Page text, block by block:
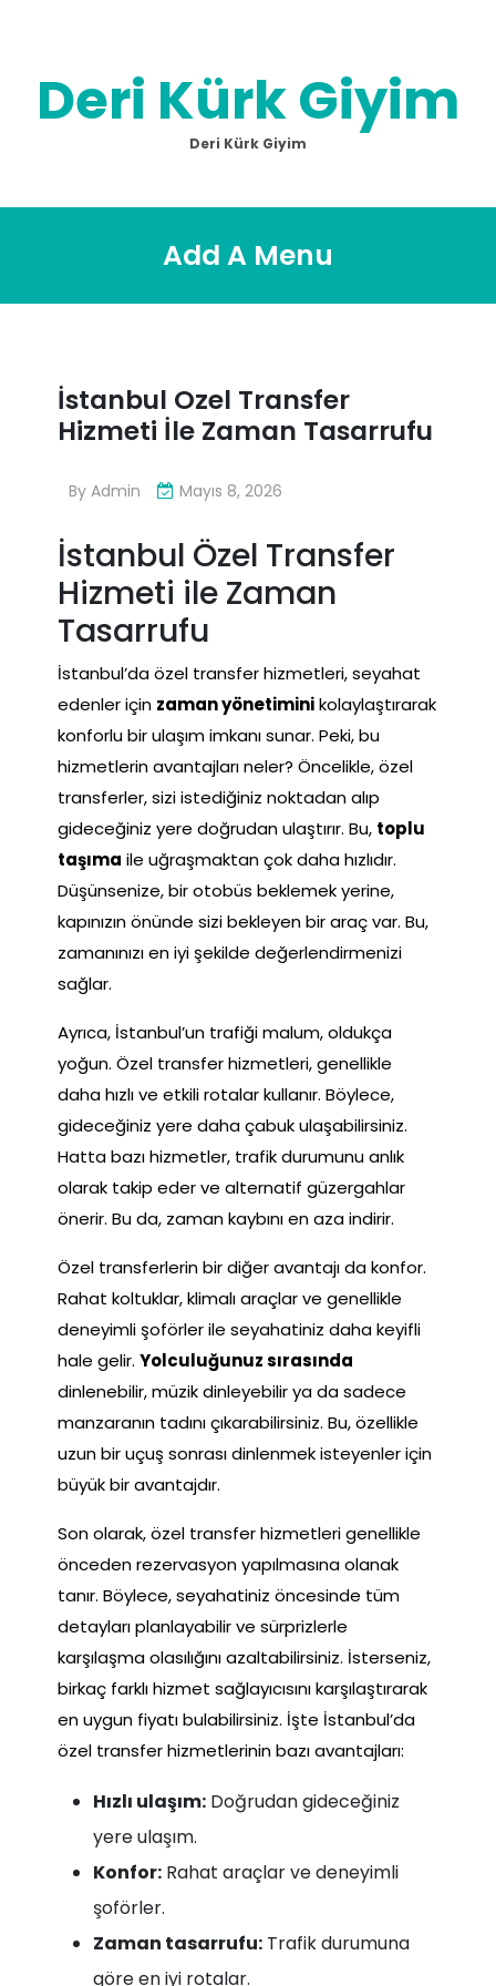
Deri Kürk Giyim
Deri Kürk Giyim
Add A Menu
İstanbul Ozel Transfer
Hizmeti İle Zaman Tasarrufu
By Admin Mayıs 8, 2026
İstanbul Özel Transfer
Hizmeti ile Zaman
Tasarrufu
İstanbul’da özel transfer hizmetleri, seyahat
edenler için zaman yönetiminikolaylaştırarak
konforlu bir ulaşım imkanı sunar. Peki, bu
hizmetlerin avantajları neler? Öncelikle, özel
transferler, sizi istediğiniz noktadan alıp
gideceğiniz yere doğrudan ulaştırır. Bu, toplu
taşıma ile uğraşmaktan çok daha hızlıdır.
Düşünsenize, bir otobüs beklemek yerine,
kapınızın önünde sizi bekleyen bir araç var. Bu,
zamanınızı en iyi şekilde değerlendirmenizi
sağlar.
Ayrıca, İstanbul’un trafiği malum, oldukça
yoğun. Özel transfer hizmetleri, genellikle
daha hızlı ve etkili rotalar kullanır. Böylece,
gideceğiniz yere daha çabuk ulaşabilirsiniz.
Hatta bazı hizmetler, trafik durumunu anlık
olarak takip eder ve alternatif güzergahlar
önerir. Bu da, zaman kaybını en aza indirir.
Özel transferlerin bir diğer avantajı da konfor.
Rahat koltuklar, klimalı araçlar ve genellikle
deneyimli şoförler ile seyahatiniz daha keyifli
hale gelir. Yolculuğunuz sırasında
dinlenebilir, müzik dinleyebilir ya da sadece
manzaranın tadını çıkarabilirsiniz. Bu, özellikle
uzun bir uçuş sonrası dinlenmek isteyenler için
büyük bir avantajdır.
Son olarak, özel transfer hizmetleri genellikle
önceden rezervasyon yapılmasına olanak
tanır. Böylece, seyahatiniz öncesinde tüm
detayları planlayabilir ve sürprizlerle
karşılaşma olasılığını azaltabilirsiniz. İsterseniz,
birkaç farklı hizmet sağlayıcısını karşılaştırarak
en uygun fiyatı bulabilirsiniz. İşte İstanbul’da
özel transfer hizmetlerinin bazı avantajları:
Hızlı ulaşım: Doğrudan gideceğiniz
yere ulaşım.
Konfor: Rahat araçlar ve deneyimli
şoförler.
Zaman tasarrufu: Trafik durumuna
göre en iyi rotalar.